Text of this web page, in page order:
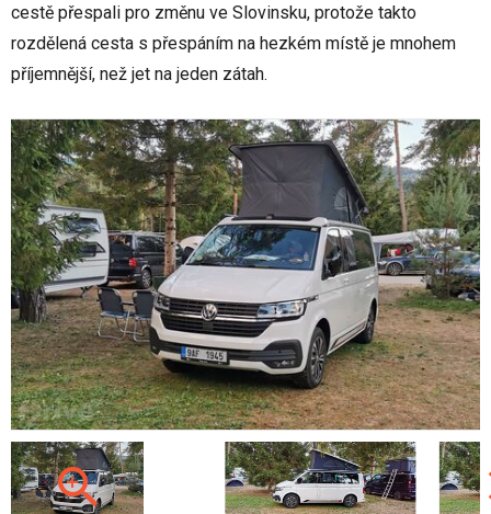
cestě přespali pro změnu ve Slovinsku, protože takto
rozdělená cesta s přespáním na hezkém místě je mnohem
příjemnější, než jet na jeden zátah.